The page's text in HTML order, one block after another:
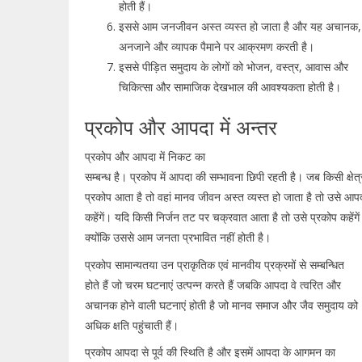
होती हैं।
इससे आम जनजीवन अस्त व्यस्त हो जाता है और यह अचानक,
अनजाने और व्यापक पैमाने पर आक्रमण करती है।
इससे पीड़ित समुदाय के लोगों को भोजन, वस्त्र, आवास और
चिकित्सा और सामाजिक देखभाल की आवश्यकता होती है।
प्रकोप और आपदा में अन्तर
प्रकोप और आपदा में निकट का
सम्बन्ध है। प्रकोप में आपदा की सम्भावना छिपी रहती है। जब किसी
प्रकोप आता है तो वहां मानव जीवन अस्त व्यस्त हो जाता है तो उसे
कहेंगें। यदि किसी निर्जन तट पर चक्रवात आता है तो उसे प्रकोप कहेंगें
क्योंकि उससे आम जनता प्रभावित नहीं होती है।
प्रकोप सामान्यतया उन प्राकृतिक एवं मानवीय प्रक्रमों से सम्बन्धित
होते हैं जो चरम घटनाएं उत्पन्न करते हैं जबकि आपदा वे त्वरित और
अचानक होने वाली घटनाएं होती है जो मानव समाज और जैव समुदाय को
अधिक क्षति पहुंचाती हैं।
प्रकोप आपदा से पूर्व की स्थिति है और इसमें आपदा के आगमन का